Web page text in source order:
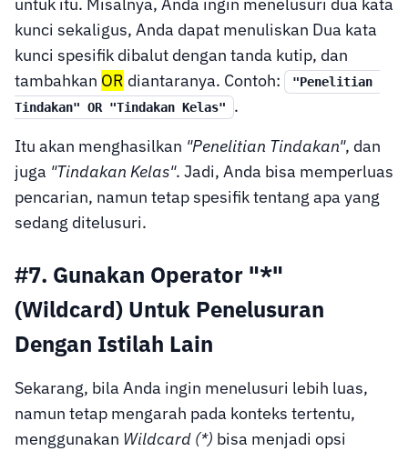
untuk itu. Misalnya, Anda ingin menelusuri dua kata
kunci sekaligus, Anda dapat menuliskan Dua kata
kunci spesifik dibalut dengan tanda kutip, dan
tambahkan OR diantaranya. Contoh:
"Penelitian
Tindakan" OR "Tindakan Kelas"
.
Itu akan menghasilkan "Penelitian Tindakan", dan
juga "Tindakan Kelas". Jadi, Anda bisa memperluas
pencarian, namun tetap spesifik tentang apa yang
sedang ditelusuri.
#7. Gunakan Operator "*"
(Wildcard) Untuk Penelusuran
Dengan Istilah Lain
Sekarang, bila Anda ingin menelusuri lebih luas,
namun tetap mengarah pada konteks tertentu,
menggunakan Wildcard (*) bisa menjadi opsi